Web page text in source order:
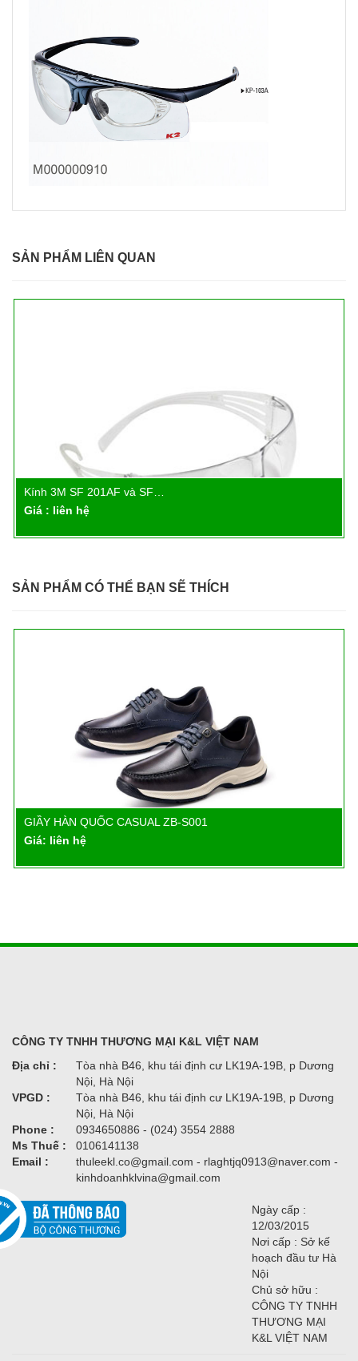
SẢN PHẨM LIÊN QUAN
Kính 3M SF 201AF và SF…
Giá : liên hệ
SẢN PHẨM CÓ THỂ BẠN SẼ THÍCH
Chi tiết
GIẦY HÀN QUỐC CASUAL ZB-S001
Giá: liên hệ
CÔNG TY TNHH THƯƠNG MẠI K&L VIỆT NAM
Địa chỉ :
Tòa nhà B46, khu tái định cư LK19A-19B, p Dương
Nội, Hà Nội
VPGD :
Tòa nhà B46, khu tái định cư LK19A-19B, p Dương
Nội, Hà Nội
Phone :
0934650886 - (024) 3554 2888
Ms Thuế :
0106141138
Email :
thuleekl.co@gmail.com - rlaghtjq0913@naver.com -
kinhdoanhklvina@gmail.com
Ngày cấp :
12/03/2015
Nơi cấp : Sở kế
hoạch đầu tư Hà
Nội
Chủ sở hữu :
CÔNG TY TNHH
THƯƠNG MẠI
K&L VIỆT NAM